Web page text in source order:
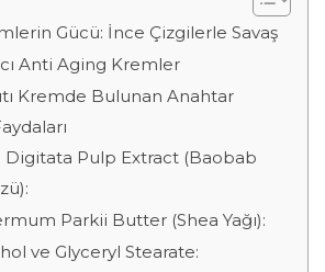
Gücü: İnce Çizgilerle Savaş
Anti Aging Kremler
Kremde Bulunan Anahtar
Digitata Pulp Extract (Baobab
Parkii Butter (Shea Yağı):
ve Glyceryl Stearate: